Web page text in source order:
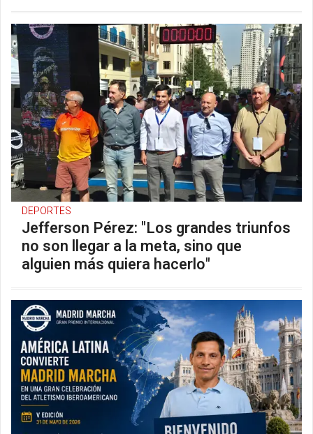
DEPORTES
Jefferson Pérez: "Los grandes triunfos
no son llegar a la meta, sino que
alguien más quiera hacerlo"